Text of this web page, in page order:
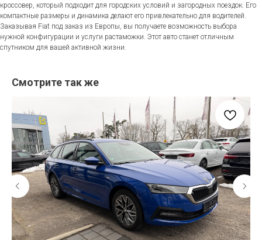
кроссовер, который подходит для городских условий и загородных поездок. Его
компактные размеры и динамика делают его привлекательно для водителей.
Заказывая Fiat под заказ из Европы, вы получаете возможность выбора
нужной конфигурации и услуги растаможки. Этот авто станет отличным
спутником для вашей активной жизни.
Смотрите так же